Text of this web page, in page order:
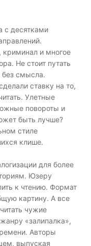
с десятками
и многое
Не стоит путать
смысла.
ставку на то,
Улетные
повороты и
быть лучше?
стиле
клише.
для более
Юзеру
к чтению. Формат
картину. А все
чужие
«залипалка»,
Авторы
выпуская